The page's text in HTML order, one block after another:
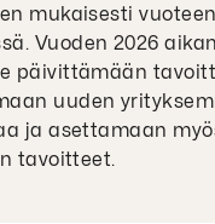
mukaisesti
Vuoden 2026
päivittämään
uuden
ja asettamaan
tavoitteet.